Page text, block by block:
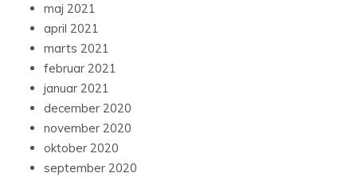
maj 2021
april 2021
marts 2021
februar 2021
januar 2021
december 2020
november 2020
oktober 2020
september 2020